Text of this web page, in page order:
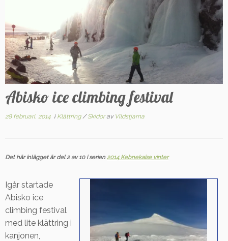
Abisko ice climbing festival
28 februari, 2014 i Klättring/Skidorav Vildstjarna
Det här inlägget är del 2 av 10 i serien2014 Kebnekaise vinter
Igår startade
Abisko ice
climbing festival
med lite klättring i
kanjonen,